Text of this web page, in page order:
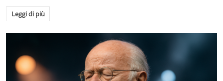
Leggi di più